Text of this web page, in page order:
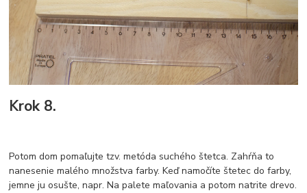
Krok 8.
Potom dom pomaľujte tzv. metóda suchého štetca. Zahŕňa to
nanesenie malého množstva farby. Keď namočíte štetec do farby,
jemne ju osušte, napr. Na palete maľovania a potom natrite drevo.